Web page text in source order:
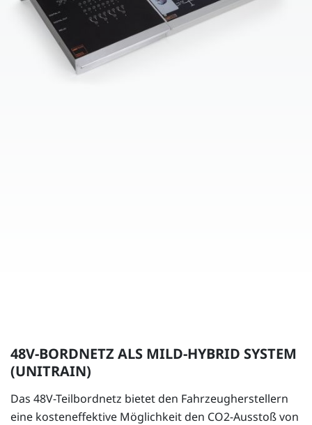
48V-BORDNETZ ALS MILD-HYBRID SYSTEM
(UNITRAIN)
Das 48V-Teilbordnetz bietet den Fahrzeugherstellern
eine kosteneffektive Möglichkeit den CO2-Ausstoß von